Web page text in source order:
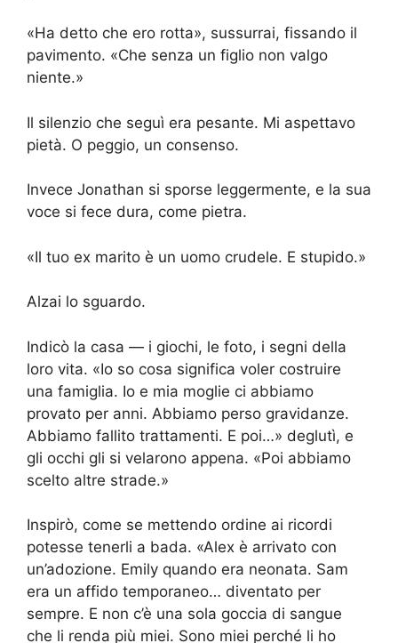
«Ha detto che ero rotta», sussurrai, fissando il
pavimento. «Che senza un figlio non valgo
niente.»
Il silenzio che seguì era pesante. Mi aspettavo
pietà. O peggio, un consenso.
Invece Jonathan si sporse leggermente, e la sua
voce si fece dura, come pietra.
«Il tuo ex marito è un uomo crudele. E stupido.»
Alzai lo sguardo.
Indicò la casa — i giochi, le foto, i segni della
loro vita. «Io so cosa significa voler costruire
una famiglia. Io e mia moglie ci abbiamo
provato per anni. Abbiamo perso gravidanze.
Abbiamo fallito trattamenti. E poi…» deglutì, e
gli occhi gli si velarono appena. «Poi abbiamo
scelto altre strade.»
Inspirò, come se mettendo ordine ai ricordi
potesse tenerli a bada. «Alex è arrivato con
un’adozione. Emily quando era neonata. Sam
era un affido temporaneo… diventato per
sempre. E non c’è una sola goccia di sangue
che li renda più miei. Sono miei perché li ho